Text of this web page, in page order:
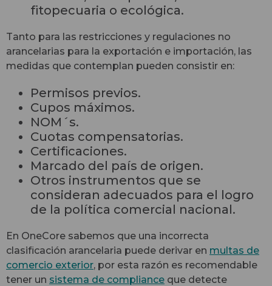
fitopecuaria o ecológica.
Tanto para las restricciones y regulaciones no
arancelarias para la exportación e importación, las
medidas que contemplan pueden consistir en:
Permisos previos.
Cupos máximos.
NOM´s.
Cuotas compensatorias.
Certificaciones.
Marcado del país de origen.
Otros instrumentos que se
consideran adecuados para el logro
de la política comercial nacional.
En OneCore sabemos que una incorrecta
clasificación arancelaria puede derivar en multas de
comercio exterior, por esta razón es recomendable
tener un sistema de compliance que detecte